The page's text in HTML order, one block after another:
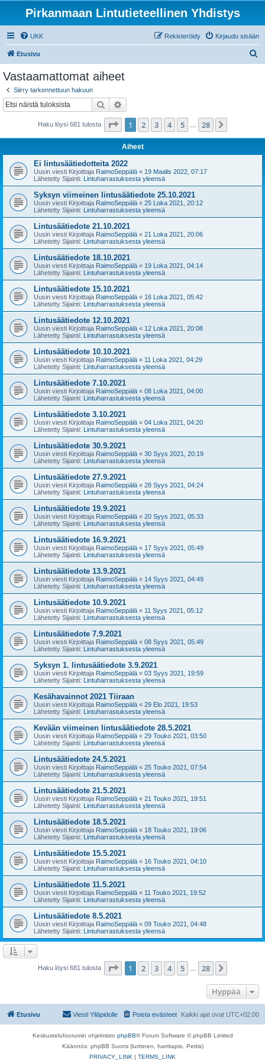
Pirkanmaan Lintutieteellinen Yhdistys
UKK Kirjaudu sisään
Rekisteröidy
Etusivu
Vastaamattomat aiheet
Siirry tarkennettuun hakuun
Etsi
Haku löysi 681 tulosta Sivu /28
1 2 3 4 5 28
Aiheet
Ei lintusäätiedotteita 2022
Uusin viesti Kirjoittaja RaimoSeppälä « 19 Maalis 2022, 07:17
Lähetetty Sijainti: Lintuharrastuksesta yleensä
Syksyn viimeinen lintusäätiedote 25.10.2021
Uusin viesti Kirjoittaja RaimoSeppälä « 25 Loka 2021, 20:12
Lähetetty Sijainti: Lintuharrastuksesta yleensä
Lintusäätiedote 21.10.2021
Uusin viesti Kirjoittaja RaimoSeppälä « 21 Loka 2021, 20:06
Lähetetty Sijainti: Lintuharrastuksesta yleensä
Lintusäätiedote 18.10.2021
Uusin viesti Kirjoittaja RaimoSeppälä « 19 Loka 2021, 04:14
Lähetetty Sijainti: Lintuharrastuksesta yleensä
Lintusäätiedote 15.10.2021
Uusin viesti Kirjoittaja RaimoSeppälä « 16 Loka 2021, 05:42
Lähetetty Sijainti: Lintuharrastuksesta yleensä
Lintusäätiedote 12.10.2021
Uusin viesti Kirjoittaja RaimoSeppälä « 12 Loka 2021, 20:08
Lähetetty Sijainti: Lintuharrastuksesta yleensä
Lintusäätiedote 10.10.2021
Uusin viesti Kirjoittaja RaimoSeppälä « 11 Loka 2021, 04:29
Lähetetty Sijainti: Lintuharrastuksesta yleensä
Lintusäätiedote 7.10.2021
Uusin viesti Kirjoittaja RaimoSeppälä « 08 Loka 2021, 04:00
Lähetetty Sijainti: Lintuharrastuksesta yleensä
Lintusäätiedote 3.10.2021
Uusin viesti Kirjoittaja RaimoSeppälä « 04 Loka 2021, 04:20
Lähetetty Sijainti: Lintuharrastuksesta yleensä
Lintusäätiedote 30.9.2021
Uusin viesti Kirjoittaja RaimoSeppälä « 30 Syys 2021, 20:19
Lähetetty Sijainti: Lintuharrastuksesta yleensä
Lintusäätiedote 27.9.2021
Uusin viesti Kirjoittaja RaimoSeppälä « 28 Syys 2021, 04:24
Lähetetty Sijainti: Lintuharrastuksesta yleensä
Lintusäätiedote 19.9.2021
Uusin viesti Kirjoittaja RaimoSeppälä « 20 Syys 2021, 05:33
Lähetetty Sijainti: Lintuharrastuksesta yleensä
Lintusäätiedote 16.9.2021
Uusin viesti Kirjoittaja RaimoSeppälä « 17 Syys 2021, 05:49
Lähetetty Sijainti: Lintuharrastuksesta yleensä
Lintusäätiedote 13.9.2021
Uusin viesti Kirjoittaja RaimoSeppälä « 14 Syys 2021, 04:49
Lähetetty Sijainti: Lintuharrastuksesta yleensä
Lintusäätiedote 10.9.2021
Uusin viesti Kirjoittaja RaimoSeppälä « 11 Syys 2021, 05:12
Lähetetty Sijainti: Lintuharrastuksesta yleensä
Lintusäätiedote 7.9.2021
Uusin viesti Kirjoittaja RaimoSeppälä « 08 Syys 2021, 05:49
Lähetetty Sijainti: Lintuharrastuksesta yleensä
Syksyn 1. lintusäätiedote 3.9.2021
Uusin viesti Kirjoittaja RaimoSeppälä « 03 Syys 2021, 19:59
Lähetetty Sijainti: Lintuharrastuksesta yleensä
Kesähavainnot 2021 Tiiraan
Uusin viesti Kirjoittaja RaimoSeppälä « 29 Elo 2021, 19:53
Lähetetty Sijainti: Lintuharrastuksesta yleensä
Kevään viimeinen lintusäätiedote 28.5.2021
Uusin viesti Kirjoittaja RaimoSeppälä « 29 Touko 2021, 03:50
Lähetetty Sijainti: Lintuharrastuksesta yleensä
Lintusäätiedote 24.5.2021
Uusin viesti Kirjoittaja RaimoSeppälä « 25 Touko 2021, 07:54
Lähetetty Sijainti: Lintuharrastuksesta yleensä
Lintusäätiedote 21.5.2021
Uusin viesti Kirjoittaja RaimoSeppälä « 21 Touko 2021, 19:51
Lähetetty Sijainti: Lintuharrastuksesta yleensä
Lintusäätiedote 18.5.2021
Uusin viesti Kirjoittaja RaimoSeppälä « 18 Touko 2021, 19:06
Lähetetty Sijainti: Lintuharrastuksesta yleensä
Lintusäätiedote 15.5.2021
Uusin viesti Kirjoittaja RaimoSeppälä « 16 Touko 2021, 04:10
Lähetetty Sijainti: Lintuharrastuksesta yleensä
Lintusäätiedote 11.5.2021
Uusin viesti Kirjoittaja RaimoSeppälä « 11 Touko 2021, 19:52
Lähetetty Sijainti: Lintuharrastuksesta yleensä
Lintusäätiedote 8.5.2021
Uusin viesti Kirjoittaja RaimoSeppälä « 09 Touko 2021, 04:48
Lähetetty Sijainti: Lintuharrastuksesta yleensä
Haku löysi 681 tulosta Sivu /28
1 2 3 4 5 28
Hyppää
Etusivu Kaikki ajat ovat UTC+02:00
Poista evästeet
Viesti Ylläpidolle
Keskustelufoorumin ohjelmisto phpBB® Forum Software © phpBB Limited
Käännös: phpBB Suomi (lurttinen, harritapio, Pettis)
PRIVACY_LINK | TERMS_LINK